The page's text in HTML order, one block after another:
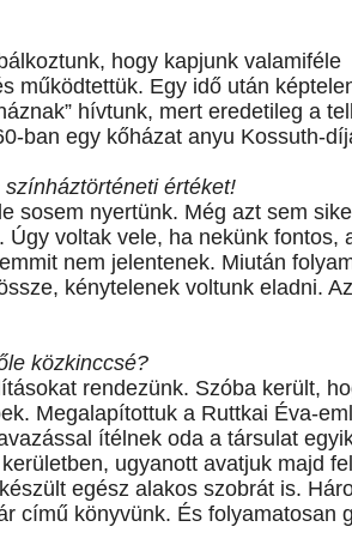
hogy kapjunk valamiféle
működtettük. Egy idő után
hívtunk, mert eredetileg a
ban egy kőházat anyu Kossuth-
értéket!
sosem nyertünk. Még azt sem
voltak vele, ha nekünk fontos,
nem jelentenek. Miután
kénytelenek voltunk eladni.
közkinccsé?
rendezünk. Szóba került,
Megalapítottuk a Ruttkai Éva-
ítélnek oda a társulat
ugyanott avatjuk majd
egész alakos szobrát is.
című könyvünk. És folyamatosan